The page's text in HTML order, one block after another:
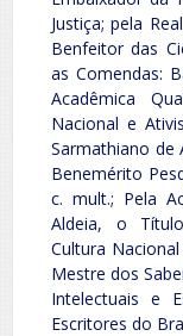
Justiça; pela
Benfeitor das
as Comendas:
Acadêmica
Nacional e
Sarmathiano de
Benemérito
c. mult.; Pela
Aldeia, o
Cultura
Mestre dos
Intelectuais e
Escritores do